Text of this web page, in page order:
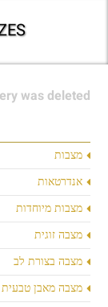
מצבות
אנדרטאות
מצבות מיוחדות
מצבה זוגית
מצבה בצורת לב
מצבה מאבן טבעית
was deleted.